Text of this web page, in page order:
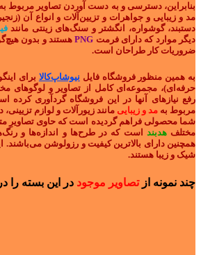
بنابراین، دسترسی و به دست آوردن تصاویر مربوط به
مد و زیبایی و جواهرات و تزیین‌آلات و انواع آن (زنجیر
دستبند، گوشواره، انگشتر و سنگ‌های زینتی مانند
دیگر موارد که دارای فرمت PNGهستند و بدون
ضروریات‌ کار طراحان است.
به همین منظور فروشگاه فایل نیوشاپ‌کالا برای
حرفه‌ای)، مجموعه‌ای کامل از تصاویر و لوگوهای
رفع نیازهای آنها در این فروشگاه گردآوری کرده
مربوط به مد و زیبایی مانند زیورآلات و لوازم
شما محصولی فراهم گردیده است که حاوی تصاویرِ
مختلفهدبند است که در طرح‌ها و اندازه‌ها و
همچنین دارای بالاترین کیفیت و رزولوشن می‌باشند.
شیک و زیبا هستند.
چند نمونه ازتصاویر موجود در این بسته را